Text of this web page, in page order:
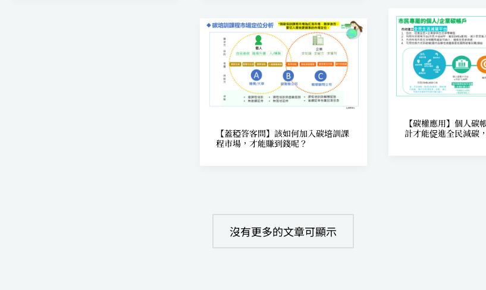
【碳權應用】個人碳
計才能促進全民減碳
【蓋稏答客問】該如何加入碳培訓課
程市場，才能賺到錢呢？
沒有更多的文章可顯示